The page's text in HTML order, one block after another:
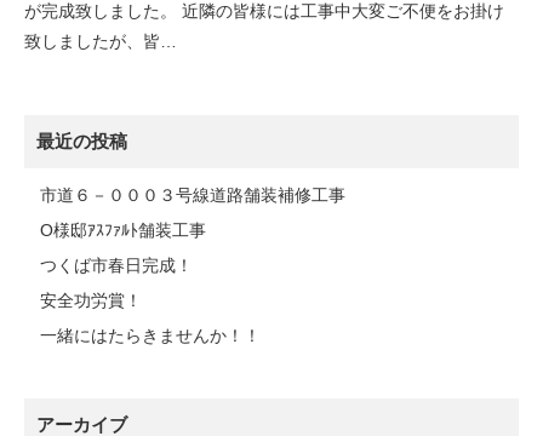
が完成致しました。 近隣の皆様には工事中大変ご不便をお掛け
致しましたが、皆…
最近の投稿
市道６－０００３号線道路舗装補修工事
O様邸ｱｽﾌｧﾙﾄ舗装工事
つくば市春日完成！
安全功労賞！
一緒にはたらきませんか！！
アーカイブ